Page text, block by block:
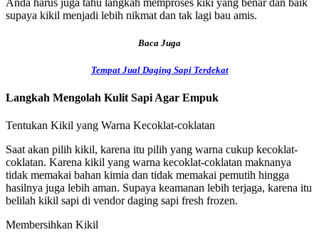
supaya kikil menjadi lebih nikmat dan tak lagi bau amis.
Baca Juga
Tempat Jual Daging Sapi Terdekat
Langkah Mengolah Kulit Sapi Agar Empuk
Tentukan Kikil yang Warna Kecoklat-coklatan
Saat akan pilih kikil, karena itu pilih yang warna cukup kecoklat-
coklatan. Karena kikil yang warna kecoklat-coklatan maknanya
tidak memakai bahan kimia dan tidak memakai pemutih hingga
hasilnya juga lebih aman. Supaya keamanan lebih terjaga, karena itu
belilah kikil sapi di vendor daging sapi fresh frozen.
Membersihkan Kikil